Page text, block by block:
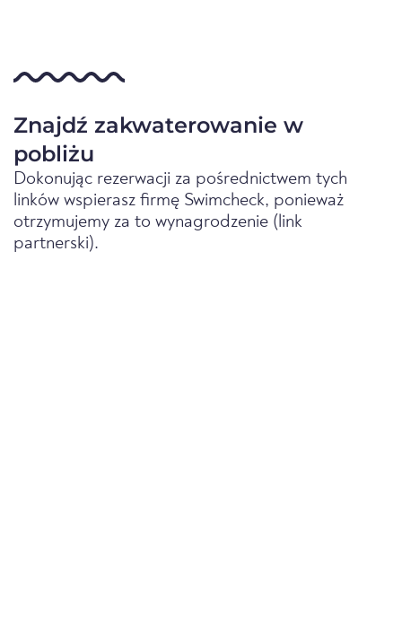
Znajdź zakwaterowanie w
pobliżu
Dokonując rezerwacji za pośrednictwem tych
linków wspierasz firmę Swimcheck, ponieważ
otrzymujemy za to wynagrodzenie (link
partnerski).